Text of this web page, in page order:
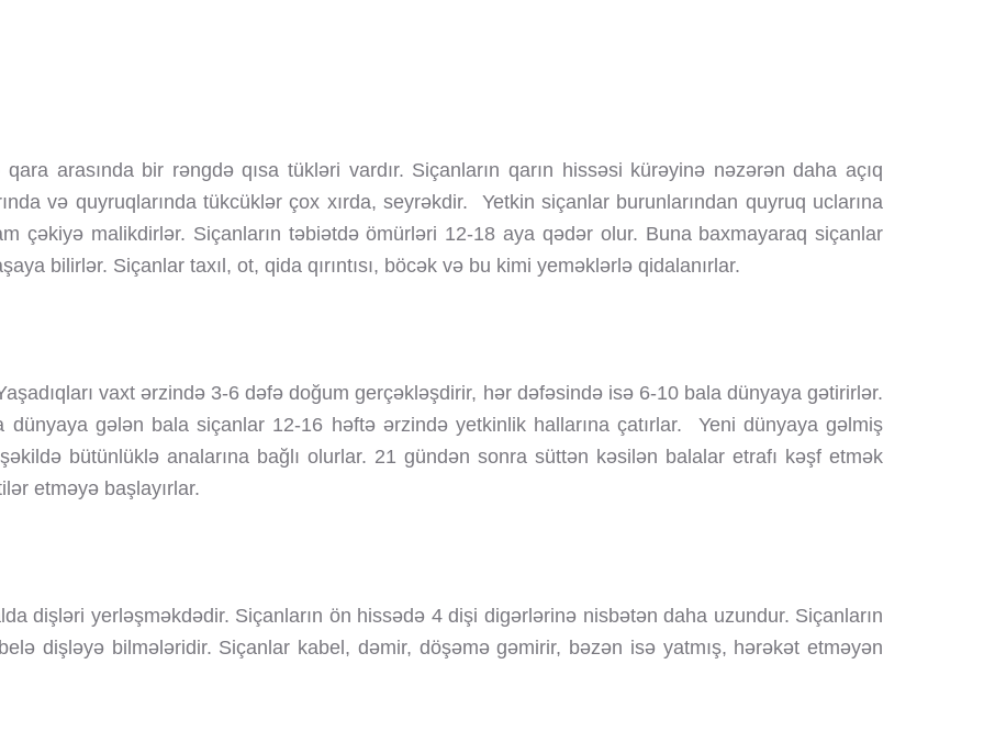
arasında bir rəngdə qısa tükləri vardır. Siçanların qarın hissəsi kürəyinə nəzərən daha açıq
və quyruqlarında tükcüklər çox xırda, seyrəkdir. Yetkin siçanlar burunlarından quyruq uclarına
çəkiyə malikdirlər. Siçanların təbiətdə ömürləri 12-18 aya qədər olur. Buna baxmayaraq siçanlar
bilirlər. Siçanlar taxıl, ot, qida qırıntısı, böcək və bu kimi yeməklərlə qidalanırlar.
vaxt ərzində 3-6 dəfə doğum gerçəkləşdirir, hər dəfəsində isə 6-10 bala dünyaya gətirirlər.
gələn bala siçanlar 12-16 həftə ərzində yetkinlik hallarına çatırlar. Yeni dünyaya gəlmiş
bütünlüklə analarına bağlı olurlar. 21 gündən sonra süttən kəsilən balalar etrafı kəşf etmək
etməyə başlayırlar.
dişləri yerləşməkdədir. Siçanların ön hissədə 4 dişi digərlərinə nisbətən daha uzundur. Siçanların
dişləyə bilmələridir. Siçanlar kabel, dəmir, döşəmə gəmirir, bəzən isə yatmış, hərəkət etməyən